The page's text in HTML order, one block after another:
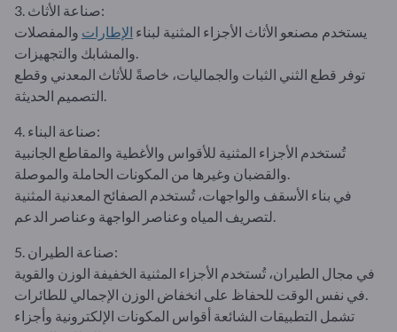
3. صناعة الأثاث:
يستخدم مصنعو الأثاث الأجزاء المثنية لبناء الإطارات والمفصلات
توفر قطع الثني الثبات والجماليات، خاصةً للأثاث المعدني وقطع
4. صناعة البناء:
تُستخدم الأجزاء المثنية للأقواس والأغطية والمقاطع الجانبية
في بناء الأسقف والواجهات، تُستخدم الصفائح المعدنية المثنية
5. صناعة الطيران:
في مجال الطيران، تُستخدم الأجزاء المثنية الخفيفة الوزن والقوية
تشمل التطبيقات الشائعة أقواس المكونات الإلكترونية وأجزاء